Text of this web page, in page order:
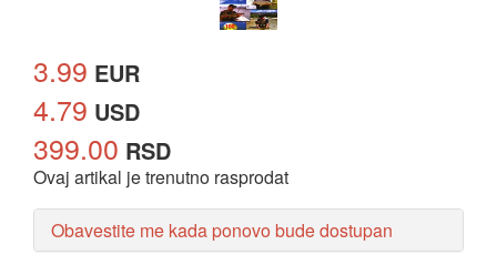
3.99 EUR
4.79 USD
399.00 RSD
Ovaj artikal je trenutno rasprodat
Obavestite me kada ponovo bude dostupan